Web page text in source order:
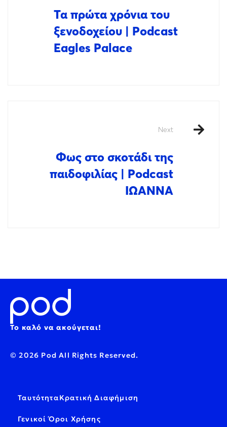
Τα πρώτα χρόνια του
ξενοδοχείου | Podcast
Eagles Palace
Next
Φως στο σκοτάδι της
παιδοφιλίας | Podcast
ΙΩΑΝΝΑ
Το καλό να ακούγεται!
© 2026 Pod All Rights Reserved.
ΤαυτότηταΚρατική Διαφήμιση
Γενικοί Όροι Χρήσης